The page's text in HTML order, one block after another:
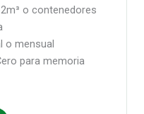
o contenedores
o mensual
para memoria